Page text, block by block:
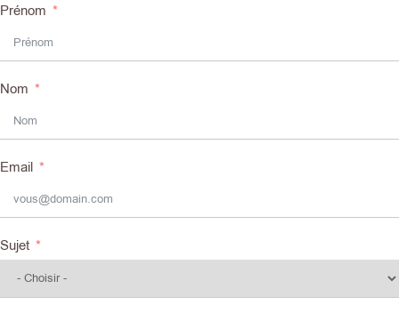
Prénom
Nom
Email
Sujet